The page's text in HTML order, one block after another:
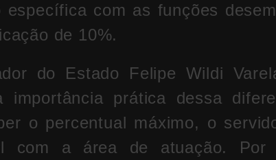
específica com as funções
de 10%.
do Estado Felipe Wildi
importância prática dessa
o percentual máximo, o
com a área de atuação. Por